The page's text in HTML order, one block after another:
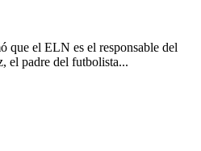
que el ELN es el responsable del
el padre del futbolista...